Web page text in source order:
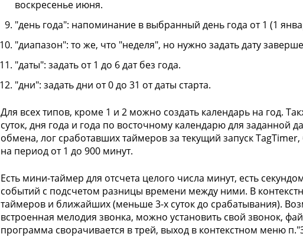
воскресенье июня.
"день года": напоминание в выбранный день года от 1 (1
"диапазон": то же, что "неделя", но нужно задать дату
"даты": задать от 1 до 6 дат без года.
"дни": задать дни от 0 до 31 от даты старта.
Для всех типов, кроме 1 и 2 можно создать календарь на год.
суток, дня года и года по восточному календарю для заданной
обмена, лог сработавших таймеров за текущий запуск
на период от 1 до 900 минут.
Есть мини-таймер для отсчета целого числа минут, есть
событий с подсчетом разницы времени между ними. В
таймеров и ближайших (меньше 3-х суток до срабатывания).
встроенная мелодия звонка, можно установить свой звонок,
программа сворачивается в трей, выход в контекстном меню